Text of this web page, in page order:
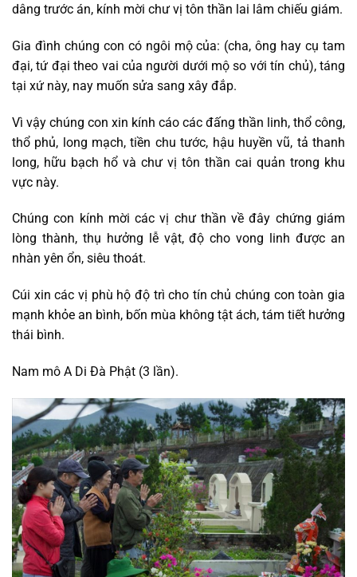
dâng trước án, kính mời chư vị tôn thần lai lâm chiếu giám.
Gia đình chúng con có ngôi mộ của: (cha, ông hay cụ tam
đại, tứ đại theo vai của người dưới mộ so với tín chủ), táng
tại xứ này, nay muốn sửa sang xây đắp.
Vì vậy chúng con xin kính cáo các đấng thần linh, thổ công,
thổ phủ, long mạch, tiền chu tước, hậu huyền vũ, tả thanh
long, hữu bạch hổ và chư vị tôn thần cai quản trong khu
vực này.
Chúng con kính mời các vị chư thần về đây chứng giám
lòng thành, thụ hưởng lễ vật, độ cho vong linh được an
nhàn yên ổn, siêu thoát.
Cúi xin các vị phù hộ độ trì cho tín chủ chúng con toàn gia
mạnh khỏe an bình, bốn mùa không tật ách, tám tiết hưởng
thái bình.
Nam mô A Di Đà Phật (3 lần).